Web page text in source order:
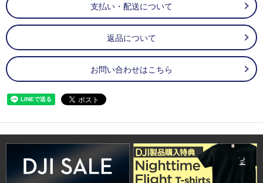
支払い・配送について
返品について
お問い合わせはこちら